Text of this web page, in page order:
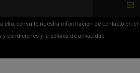
ello, consulte nuestra información de contacto en el
y condicionesy la política de privacidad